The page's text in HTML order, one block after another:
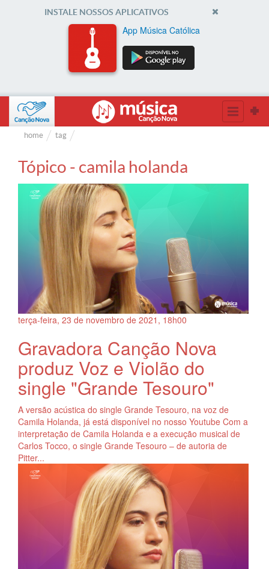
INSTALE NOSSOS APLICATIVOS
App Música Católica
home tag
Tópico - camila holanda
terça-feira, 23 de novembro de 2021, 18h00
Gravadora Canção Nova
produz Voz e Violão do
single "Grande Tesouro"
A versão acústica do single Grande Tesouro, na voz de
Camila Holanda, já está disponível no nosso Youtube Com a
interpretação de Camila Holanda e a execução musical de
Carlos Tocco, o single Grande Tesouro – de autoria de
Pitter...